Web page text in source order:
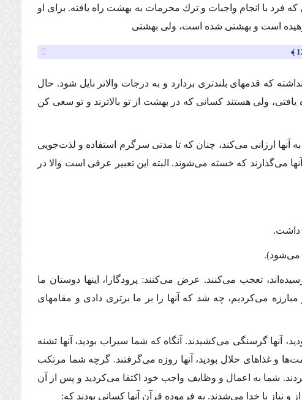
با انجام واجبات و ترك محرمات به بهشت راه یافته. براى او
است و بهشتى شده است، ولى بهشتى
كه قدمهاى بلندترى بردارد و به درجات والاتر نایل شود. حال
ولى هستند كسانى كه در بهشت از تو بالاترند و تو سعى كن
ارزانى مى‌كند، چنان كه تا مدتى سرگرم استفاده و لذت‌جویى
مى‌گذارند كه خسته مى‌شوند. البته این تعبیر عرفى است والا در
داشت.
مى‌شود).
تعجب مى‌كنند. عرض مى‌كنند: پرودگارا، اینها دوستان ما
مى‌كردیم، چه شد كه آنها را بر ما برترى دادى و مقامهاى
آنها گرسنگى مى‌كشیدند. آنگاه كه شما سیراب بودید، آنها تشنه
و غذاهاى حلال بودید، آنها روزه مى‌گرفتند. گرچه شما مرتكب
شما به اعمال و وظایف واجب خود اكتفا مى‌كردید و پس از آن
نیاز با خدا مى‌شدند. به فرموده قرآن آنها كسانى بودند كه: